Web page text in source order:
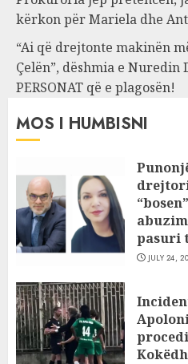
kërkon për Mariela dhe
“Ai që drejtonte makinën
Çelën”, dëshmia e
PERSONAT që e plagosën!
MOS I HUMBISNI
pasuri
JULY 24,